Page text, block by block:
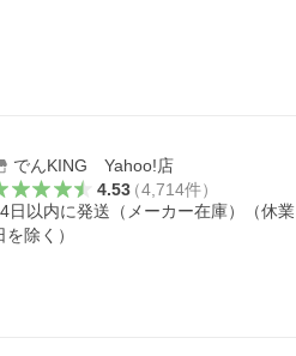
でんKING Yahoo!店
4.53（4,714件）
日以内に発送（メーカー在庫）（休業
を除く）